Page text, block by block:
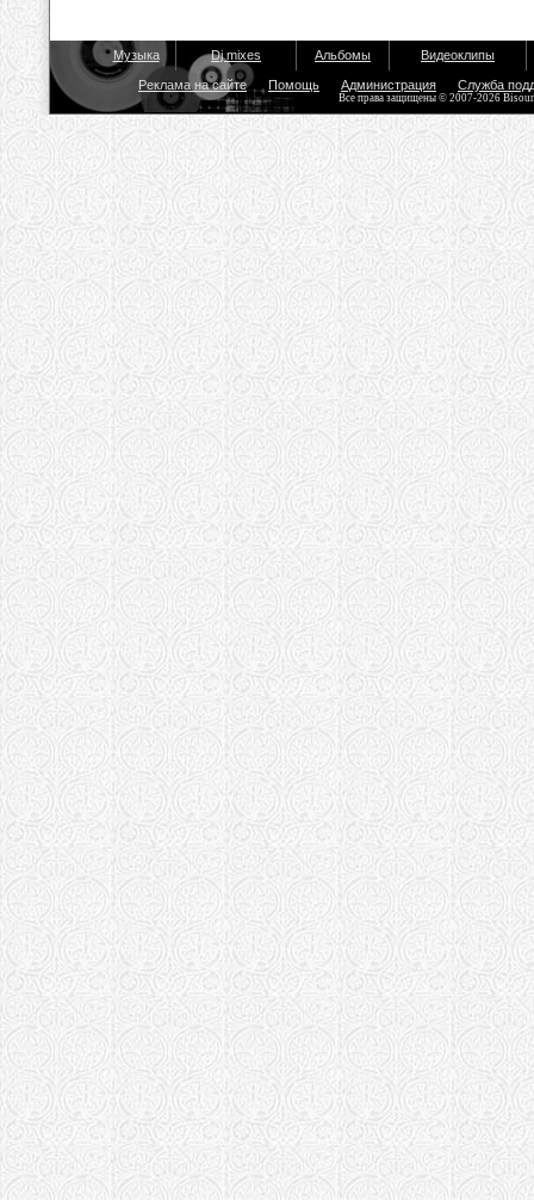
Музыка Dj mixes Альбомы Видеоклипы
Реклама на сайте Помощь Администрация Служба
Все права защищены © 2007-2026